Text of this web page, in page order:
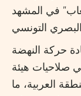
في المشهد
حركة النهضة
سافرا في صلاحيات هيئة
العربية، ما